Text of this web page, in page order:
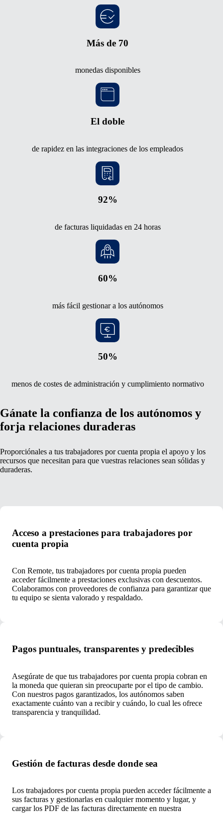
Más de 70
monedas disponibles
El doble
de rapidez en las integraciones de los empleados
92%
de facturas liquidadas en 24 horas
60%
más fácil gestionar a los autónomos
50%
menos de costes de administración y cumplimiento normativo
Gánate la confianza de los autónomos y
forja relaciones duraderas
Proporciónales a tus trabajadores por cuenta propia el apoyo y los
recursos que necesitan para que vuestras relaciones sean sólidas y
duraderas.
Acceso a prestaciones para trabajadores por
cuenta propia
Con Remote, tus trabajadores por cuenta propia pueden
acceder fácilmente a prestaciones exclusivas con descuentos.
Colaboramos con proveedores de confianza para garantizar que
tu equipo se sienta valorado y respaldado.
Pagos puntuales, transparentes y predecibles
Asegúrate de que tus trabajadores por cuenta propia cobran en
la moneda que quieran sin preocuparte por el tipo de cambio.
Con nuestros pagos garantizados, los autónomos saben
exactamente cuánto van a recibir y cuándo, lo cual les ofrece
transparencia y tranquilidad.
Gestión de facturas desde donde sea
Los trabajadores por cuenta propia pueden acceder fácilmente a
sus facturas y gestionarlas en cualquier momento y lugar, y
cargar los PDF de las facturas directamente en nuestra